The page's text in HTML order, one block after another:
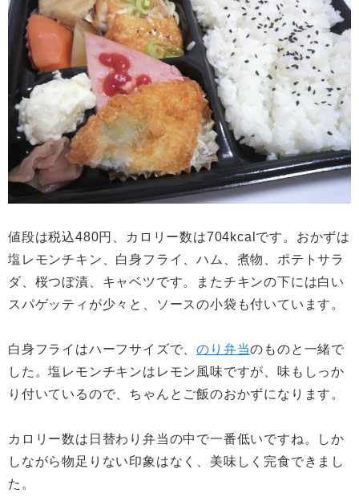
値段は税込480円、カロリー数は704kcalです。おかずは
塩レモンチキン、白身フライ、ハム、煮物、ポテトサラ
ダ、桜つぼ漬、キャベツです。またチキンの下には白い
スパゲッティが少々と、ソースの小袋も付いています。
白身フライはハーフサイズで、のり弁当のものと一緒で
した。塩レモンチキンはレモン風味ですが、味もしっか
り付いているので、ちゃんとご飯のおかずになります。
カロリー数は日替わり弁当の中で一番低いですね。しか
しながら物足りない印象はなく、美味しく完食できまし
た。